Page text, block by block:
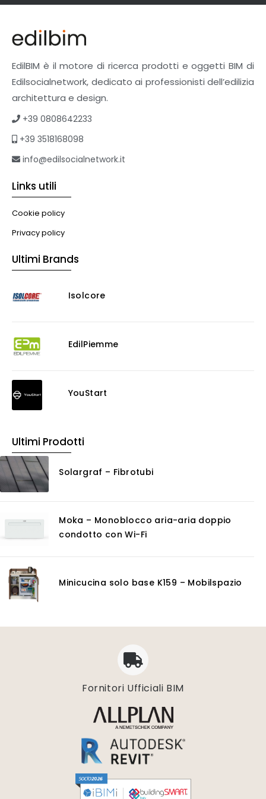
Pavimenti e rivestimenti
Pavimenti industriali
Sistemi giardini pensili
Supporti per esterni
Tetti verdi
eBook
Formazione professionale
Illuminazione
Murature
Risanamento E Restauro
Consolidanti
Rasanti per muro
Senza Categoria
Consulenza
GIS
Software calcolo umidità e condensazione
Software di conversione vettoriale
Software di gestione dati geospaziali
Software di progettazione delle rotatorie
Software di progettazione geotecnica
Software di simulazioni multi-fisiche
Software diagnosi energetica
Software digitalizzazione
Software disegno 2D
EdilBIM è il motore di ricerca prodotti e oggetti BIM di
Edilsocialnetwork, dedicato ai professionisti dell’edilizia
architettura e design.
+39 0808642233
+39 3518168098
info@edilsocialnetwork.it
Links utili
Cookie policy
Privacy policy
Ultimi Brands
Isolcore
EdilPiemme
YouStart
Ultimi Prodotti
Solargraf – Fibrotubi
Moka – Monoblocco aria-aria doppio
condotto con Wi-Fi
Minicucina solo base K159 – Mobilspazio
Fornitori Ufficiali BIM